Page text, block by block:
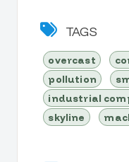
TAGS
overcast
pollution
industrial
skyline